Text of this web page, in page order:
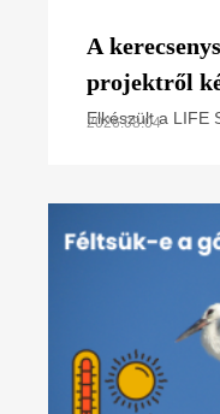
A
projektről
poszter)
Elkészült a LIFE
2026.08.04